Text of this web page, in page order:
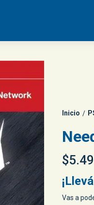
Inicio /
Vas a